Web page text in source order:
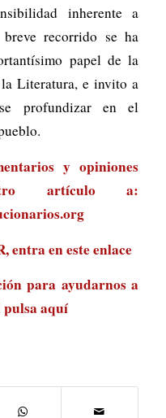
inherente a
recorrido se ha
papel de la
Literatura, e invito a
profundizar en el
y opiniones
artículo a:
entra eneste enlace
para ayudarnos a
pulsa aquí